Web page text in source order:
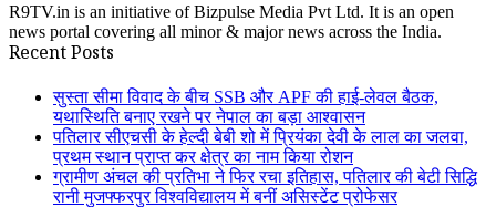
R9TV.in is an initiative of Bizpulse Media Pvt Ltd. It is an open
news portal covering all minor & major news across the India.
Recent Posts
सुस्ता सीमा विवाद के बीच SSB और APF की हाई-लेवल बैठक,
यथास्थिति बनाए रखने पर नेपाल का बड़ा आश्वासन
पतिलार सीएचसी के हेल्दी बेबी शो में प्रियंका देवी के लाल का जलवा,
प्रथम स्थान प्राप्त कर क्षेत्र का नाम किया रोशन
ग्रामीण अंचल की प्रतिभा ने फिर रचा इतिहास, पतिलार की बेटी सिद्धि
रानी मुजफ्फरपुर विश्वविद्यालय में बनीं असिस्टेंट प्रोफेसर